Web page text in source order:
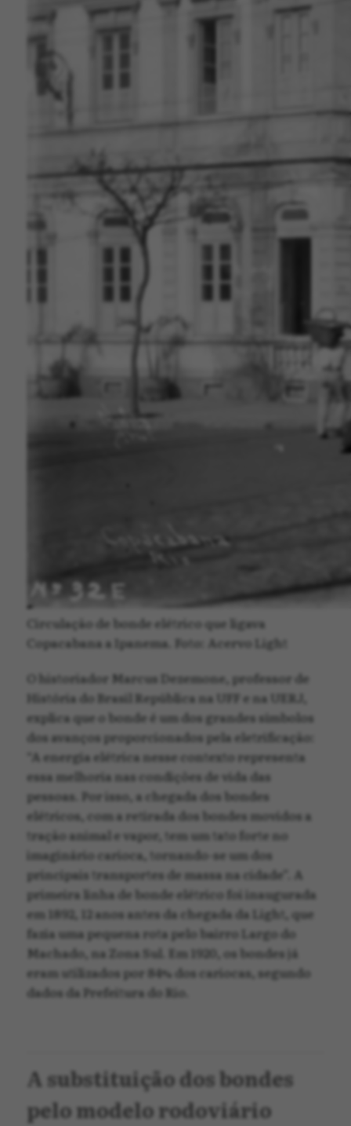
Circulação de bonde elétrico que ligava
Copacabana a Ipanema. Foto: Acervo Light
O historiador Marcus Dezemone, professor de
História do Brasil República na UFF e na UERJ,
explica que o bonde é um dos grandes símbolos
dos avanços proporcionados pela eletrificação:
“A energia elétrica nesse contexto representa
essa melhoria nas condições de vida das
pessoas. Por isso, a chegada dos bondes
elétricos, com a retirada dos bondes movidos a
tração animal e vapor, tem um tato forte no
imaginário carioca, tornando-se um dos
principais transportes de massa na cidade”. A
primeira linha de bonde elétrico foi inaugurada
em 1892, 12 anos antes da chegada da Light, que
fazia uma pequena rota pelo bairro Largo do
Machado, na Zona Sul. Em 1920, os bondes já
eram utilizados por 84% dos cariocas, segundo
dados da Prefeitura do Rio.
A substituição dos bondes
pelo modelo rodoviário